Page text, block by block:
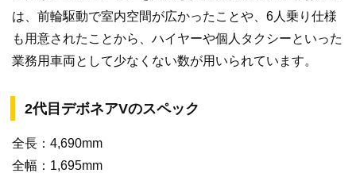
は、前輪駆動で室内空間が広かったことや、6人乗り仕様
も用意されたことから、ハイヤーや個人タクシーといった
業務用車両として少なくない数が用いられています。
2代目デボネアVのスペック
全長：4,690mm
全幅：1,695mm